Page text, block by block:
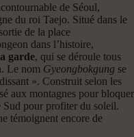
de Séoul,
du roi Taejo. Situé dans le
de la place
dans l’histoire,
garde, qui se déroule tous
Le nom Gyeongbokgung se
». Construit selon les
aux montagnes pour bloquer
Sud pour profiter du soleil.
témoignent encore de